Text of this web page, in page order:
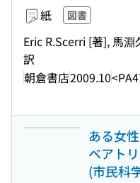
紙 図書
Eric R.Scerri [著], 馬
訳
朝倉書店2009.10
ある女
ベアト
(市民科